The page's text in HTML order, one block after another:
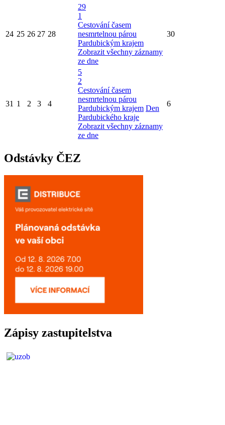
24 25 26 27 28
29
1
Cestování časem
nesmrtelnou párou
Pardubickým krajem
Zobrazit všechny záznamy
ze dne
30
31 1 2 3 4
5
2
Cestování časem
nesmrtelnou párou
Pardubickým krajem Den
Pardubického kraje
Zobrazit všechny záznamy
ze dne
6
Odstávky ČEZ
Zápisy zastupitelstva